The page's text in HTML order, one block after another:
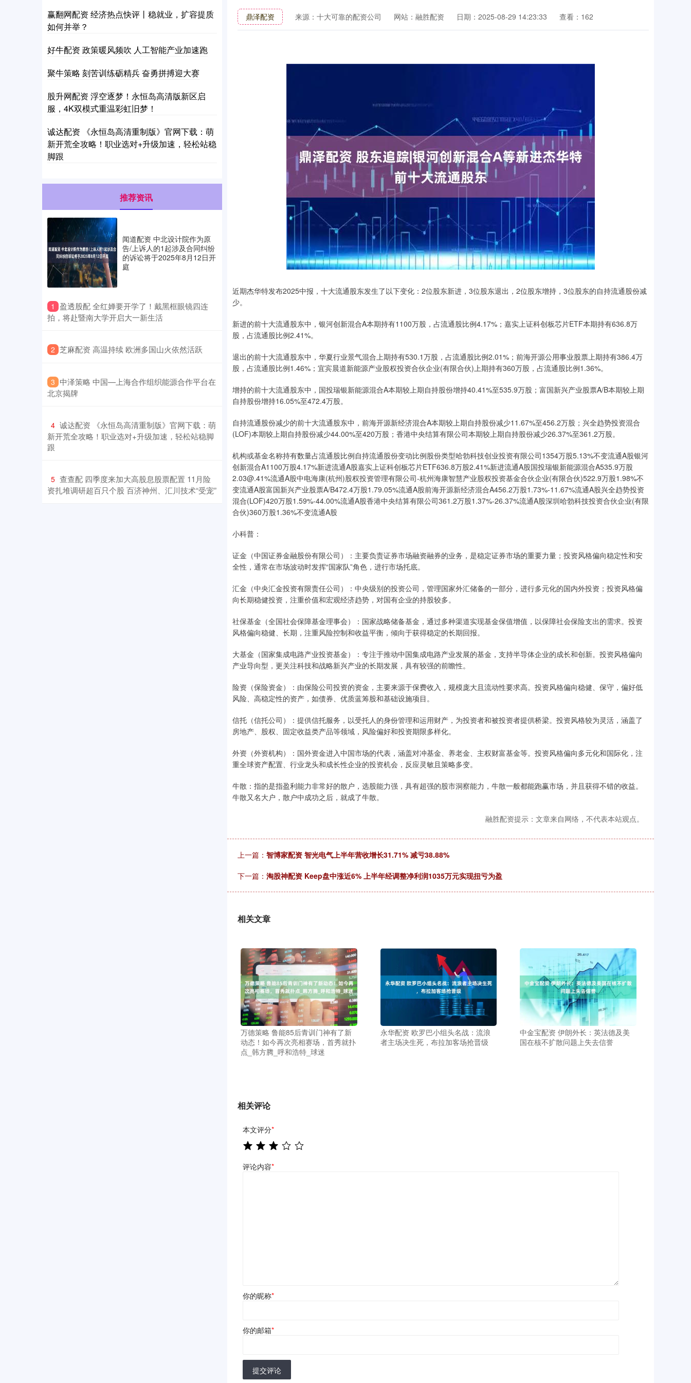
鼎泽配资 来源：十大可靠的配资公司 网站：融胜配资 日期：2025-08-29 14:23:33 查看：162
近期杰华特发布2025中报，十大流通股东发生了以下变化：2位股东新进，3位股东退出，2位股东增持，3位股东的自持流通股份减
少。
新进的前十大流通股东中，银河创新混合A本期持有1100万股，占流通股比例4.17%；嘉实上证科创板芯片ETF本期持有636.8万
股，占流通股比例2.41%。
退出的前十大流通股东中，华夏行业景气混合上期持有530.1万股，占流通股比例2.01%；前海开源公用事业股票上期持有386.4万
股，占流通股比例1.46%；宜宾晨道新能源产业股权投资合伙企业(有限合伙)上期持有360万股，占流通股比例1.36%。
增持的前十大流通股东中，国投瑞银新能源混合A本期较上期自持股份增持40.41%至535.9万股；富国新兴产业股票A/B本期较上期
自持股份增持16.05%至472.4万股。
自持流通股份减少的前十大流通股东中，前海开源新经济混合A本期较上期自持股份减少11.67%至456.2万股；兴全趋势投资混合
(LOF)本期较上期自持股份减少44.00%至420万股；香港中央结算有限公司本期较上期自持股份减少26.37%至361.2万股。
机构或基金名称持有数量占流通股比例自持流通股份变动比例股份类型哈勃科技创业投资有限公司1354万股5.13%不变流通A股银河
创新混合A1100万股4.17%新进流通A股嘉实上证科创板芯片ETF636.8万股2.41%新进流通A股国投瑞银新能源混合A535.9万股
2.03@.41%流通A股中电海康(杭州)股权投资管理有限公司-杭州海康智慧产业股权投资基金合伙企业(有限合伙)522.9万股1.98%不
变流通A股富国新兴产业股票A/B472.4万股1.79.05%流通A股前海开源新经济混合A456.2万股1.73%-11.67%流通A股兴全趋势投资
混合(LOF)420万股1.59%-44.00%流通A股香港中央结算有限公司361.2万股1.37%-26.37%流通A股深圳哈勃科技投资合伙企业(有限
合伙)360万股1.36%不变流通A股
小科普：
证金（中国证券金融股份有限公司）：主要负责证券市场融资融券的业务，是稳定证券市场的重要力量；投资风格偏向稳定性和安
全性，通常在市场波动时发挥“国家队”角色，进行市场托底。
汇金（中央汇金投资有限责任公司）：中央级别的投资公司，管理国家外汇储备的一部分，进行多元化的国内外投资；投资风格偏
向长期稳健投资，注重价值和宏观经济趋势，对国有企业的持股较多。
社保基金（全国社会保障基金理事会）：国家战略储备基金，通过多种渠道实现基金保值增值，以保障社会保险支出的需求。投资
风格偏向稳健、长期，注重风险控制和收益平衡，倾向于获得稳定的长期回报。
大基金（国家集成电路产业投资基金）：专注于推动中国集成电路产业发展的基金，支持半导体企业的成长和创新。投资风格偏向
产业导向型，更关注科技和战略新兴产业的长期发展，具有较强的前瞻性。
险资（保险资金）：由保险公司投资的资金，主要来源于保费收入，规模庞大且流动性要求高。投资风格偏向稳健、保守，偏好低
风险、高稳定性的资产，如债券、优质蓝筹股和基础设施项目。
信托（信托公司）：提供信托服务，以受托人的身份管理和运用财产，为投资者和被投资者提供桥梁。投资风格较为灵活，涵盖了
房地产、股权、固定收益类产品等领域，风险偏好和投资期限多样化。
外资（外资机构）：国外资金进入中国市场的代表，涵盖对冲基金、养老金、主权财富基金等。投资风格偏向多元化和国际化，注
重全球资产配置、行业龙头和成长性企业的投资机会，反应灵敏且策略多变。
牛散：指的是指盈利能力非常好的散户，选股能力强，具有超强的股市洞察能力，牛散一般都能跑赢市场，并且获得不错的收益。
牛散又名大户，散户中成功之后，就成了牛散。
融胜配资提示：文章来自网络，不代表本站观点。
上一篇： 智博家配资 智光电气上半年营收增长31.71% 减亏38.88%
下一篇： 淘股神配资 Keep盘中涨近6% 上半年经调整净利润1035万元实现扭亏为盈
相关文章
万德策略 鲁能85后青训门神有了新
动态！如今再次亮相赛场，首秀就扑
点_韩方腾_呼和浩特_球迷
永华配资 欧罗巴小组头名战：流浪
者主场决生死，布拉加客场抢晋级
中金宝配资 伊朗外长：英法德及美
国在核不扩散问题上失去信誉
相关评论
本文评分*
评论内容*
你的昵称*
你的邮箱*
提交评论
赢翻网配资 经济热点快评丨稳就业，扩容提质
如何并举？
好牛配资 政策暖风频吹 人工智能产业加速跑
聚牛策略 刻苦训练砺精兵 奋勇拼搏迎大赛
股升网配资 浮空逐梦！永恒岛高清版新区启
服，4K双模式重温彩虹旧梦！
诚达配资 《永恒岛高清重制版》官网下载：萌
新开荒全攻略！职业选对+升级加速，轻松站稳
脚跟
推荐资讯
闻道配资 中北设计院作为原
告/上诉人的1起涉及合同纠纷
的诉讼将于2025年8月12日开
庭
1 ​盈透股配 全红婵要开学了！戴黑框眼镜四连
拍，将赴暨南大学开启大一新生活
2 ​芝麻配资 高温持续 欧洲多国山火依然活跃
3 ​中泽策略 中国—上海合作组织能源合作平台在
北京揭牌
4 ​诚达配资 《永恒岛高清重制版》官网下载：萌
新开荒全攻略！职业选对+升级加速，轻松站稳脚
跟
5 ​查查配 四季度来加大高股息股票配置 11月险
资扎堆调研超百只个股 百济神州、汇川技术“受宠”